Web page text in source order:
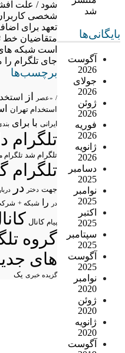
شد
بایگانی‌ها
آگوست
2026
جولای
2026
ژوئن
2026
فوریه
2026
ژانویه
2026
دسامبر
2025
نوامبر
2025
اکتبر
2025
سپتامبر
2025
آگوست
2025
نوامبر
2020
ژوئن
2020
ژانویه
2020
آگوست
شود / علت
شخصی
تعهد برای
متقاضیان خط
است شبکه
جای تلگرام را
برچسب‌ها
/ «عصر از
استخدام تهران
ایرانی با برای
تلگرام
تلگرام شد تلگرام
تلگرام
جهت دختر در
در
را شبکه +
پیام کانال
گروه
های
گزیده خبری یک